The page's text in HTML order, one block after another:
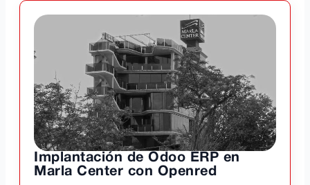
Implantación de Odoo ERP en
Marla Center con Openred